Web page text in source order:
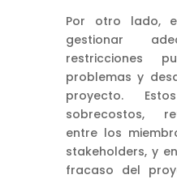
Por otro lado,
gestionar
restricciones
problemas y
proyecto.
sobrecostos,
entre los
stakeholders, y
fracaso del